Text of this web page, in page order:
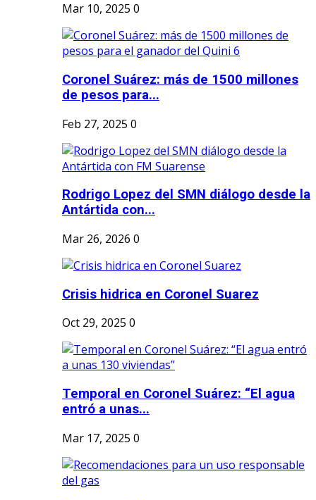
Mar 10, 2025 0
Coronel Suárez: más de 1500 millones
de pesos para...
Feb 27, 2025 0
Rodrigo Lopez del SMN diálogo desde la
Antártida con...
Mar 26, 2026 0
Crisis hidrica en Coronel Suarez
Oct 29, 2025 0
Temporal en Coronel Suárez: “El agua
entró a unas...
Mar 17, 2025 0